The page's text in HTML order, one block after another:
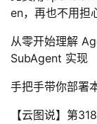
en，再也不用担
从零开始理解
SubAgent 实现
手把手带你部署
【云图说】第